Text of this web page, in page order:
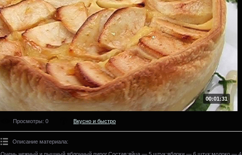
00:01:31
Просмотры: 0 Вкусно и быстро
Описание материала:
Очень нежный и пышный яблочный пирог.Состав:яйца — 5 штук;яблоки — 6 штук;молоко — 4